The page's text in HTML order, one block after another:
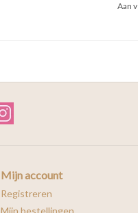
Aan
Mijn account
Registreren
Mijn bestellingen